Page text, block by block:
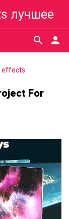
лучшее
person
search
effects
For